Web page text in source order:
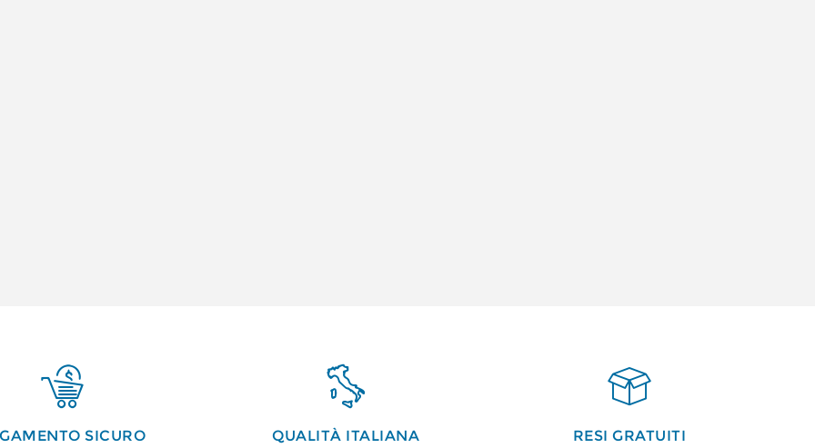

SICURO

QUALITÀ ITALIANA

RESI GRATUITI